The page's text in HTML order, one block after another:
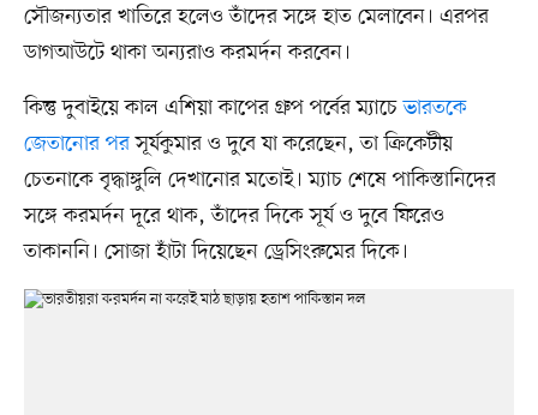
সৌজন্যতার খাতিরে হলেও তাঁদের সঙ্গে হাত মেলাবেন। এরপর
ডাগআউটে থাকা অন্যরাও করমর্দন করবেন।
কিন্তু দুবাইয়ে কাল এশিয়া কাপের গ্রুপ পর্বের ম্যাচেভারতকে
জেতানোর পরসূর্যকুমার ও দুবে যা করেছেন, তা ক্রিকেটীয়
চেতনাকে বৃদ্ধাঙ্গুলি দেখানোর মতোই। ম্যাচ শেষে পাকিস্তানিদের
সঙ্গে করমর্দন দূরে থাক, তাঁদের দিকে সূর্য ও দুবে ফিরেও
তাকাননি। সোজা হাঁটা দিয়েছেন ড্রেসিংরুমের দিকে।